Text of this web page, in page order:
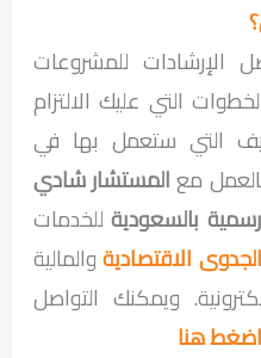
الإرشادات للمشروعات
التي عليك الالتزام
التي ستعمل بها في
معالمستشار شادي
بالسعودية للخدمات
الاقتصاديةوالمالية
ويمكنك التواصل
اضغط هنا